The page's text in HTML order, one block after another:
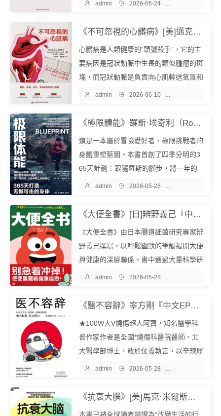
案：因為在過去的幾十年裏，主流科學界
 admin  2026-06-24 
《不可忽視的心髒病》[美]邁克爾·V.麥康奈爾『中文EPUB電子書下載 - 爾書網』
心髒病是人類健康的“頭號殺手”，它的主
要病因是冠狀動脈中生長的類似腫瘤的斑
塊，而冠狀動脈是負責向心肌輸送氧氣和
營養物質，維持心髒持續跳動的主要動
髒病與癌症之間的相似性，但大多數人
視...
 admin  2026-06-10 
《極限體能》羅斯·埃奇利（Ross Edgley）『中文EPUB電子書下載 - 爾書網』
這是一本屬於冒險愛好者、極限挑戰者的
身體重塑藍圖。本書首創了四季分明的3
65天計劃：跟隨羅斯的腳步，將一年的
訓練計劃細致劃分為春、夏、秋、冬四
標。冬季側重於通過大運動量、低強度的
著...
 admin  2026-05-28 
《大便全書》[日]辨野義己『中文EPUB電子書下載 - 爾書網』
《大便全書》由日本腸道細菌研究專家辨
野義己撰寫，以輕鬆幽默的筆觸揭開大便
與健康的深層聯係。書中通過大量科學研
究與實地調查，揭示腸道細菌如何影響壽
念，倡導通過飲食與生活習慣打造“美
 admin  2026-05-28 
《醫不容辭》寧方剛『中文EPUB電子書下載 - 爾書網』
★100W大V燒傷超人阿寶，知名醫學科
普作家作者是全國*燒傷科醫院醫師、北
大醫學部博士，敢於仗義執言，以辛辣犀
利的文字，直指人性本質，相繼出版《八
喜愛。★一線熱血醫生親歷的真情紀事，
 admin  2026-05-28 
《抗衰大腦》[美]馬克·米爾斯坦『中文EPUB電子書下載 - 爾書網』